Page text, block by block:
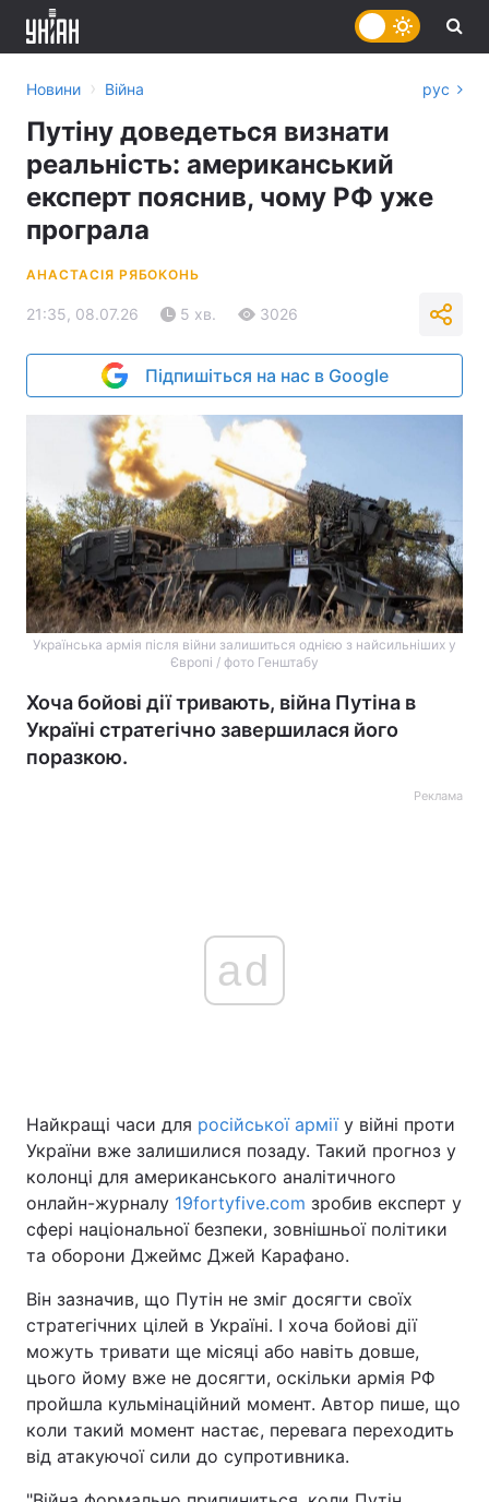
Україна Політика
Економіка
Спорт Наука
Техно і зв'язок Лайт
Зброя Інциденти
Здоров'я Туризм
Цікавинки Погода
Екологія Регіони
Новини › Війна рус
Путіну доведеться визнати
реальність: американський
експерт пояснив, чому РФ уже
програла
АНАСТАСІЯ РЯБОКОНЬ
21:35, 08.07.26 5 хв. 3026
Підпишіться на нас в Google
Українська армія після війни залишиться однією з найсильніших у
Європі / фото Генштабу
Хоча бойові дії тривають, війна Путіна в
Україні стратегічно завершилася його
поразкою.
Реклама
ad
Найкращі часи для російської арміїу війні проти
України вже залишилися позаду. Такий прогноз у
колонці для американського аналітичного
онлайн-журналу 19fortyfive.com зробив експерт у
сфері національної безпеки, зовнішньої політики
та оборони Джеймс Джей Карафано.
Він зазначив, що Путін не зміг досягти своїх
стратегічних цілей в Україні. І хоча бойові дії
можуть тривати ще місяці або навіть довше,
цього йому вже не досягти, оскільки армія РФ
пройшла кульмінаційний момент. Автор пише, що
коли такий момент настає, перевага переходить
від атакуючої сили до супротивника.